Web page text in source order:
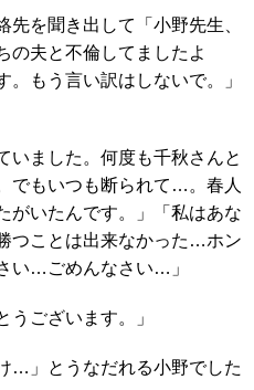
を聞き出して「小野先生、
の夫と不倫してましたよ
もう言い訳はしないで。」
いました。何度も千秋さんと
でもいつも断られて…。春人
がいたんです。」「私はあな
つことは出来なかった…ホン
い…ごめんなさい…」
ございます。」
…」とうなだれる小野でした